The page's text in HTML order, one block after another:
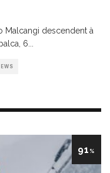
Malcangi descendent à
6
91 %